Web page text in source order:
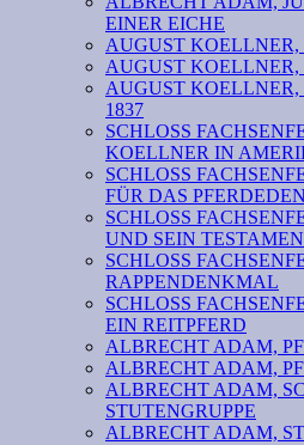
EINER EICHE
AUGUST
AUGUST
AUGUST
1837
SCHLOSS
KOELLNER IN
SCHLOSS
FÜR DAS
SCHLOSS
UND SEIN
SCHLOSS
RAPPENDENKMAL
SCHLOSS
EIN REITPFERD
ALBRECHT ADAM,
ALBRECHT ADAM,
ALBRECHT ADAM,
STUTENGRUPPE
ALBRECHT ADAM,